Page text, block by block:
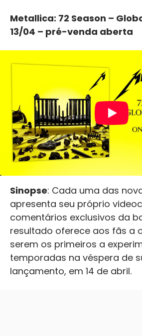
Metallica: 72 Season –
13/04 – pré-venda aberta
Sinopse: Cada uma das
apresenta seu próprio
comentários exclusivos da
resultado oferece aos fãs a
serem os primeiros a
temporadas na véspera de
lançamento, em 14 de abril.